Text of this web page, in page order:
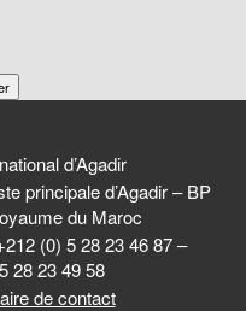
d’Agadir
principale d’Agadir – BP
du Maroc
(0) 5 28 23 46 87 –
28 23 49 58
de contact